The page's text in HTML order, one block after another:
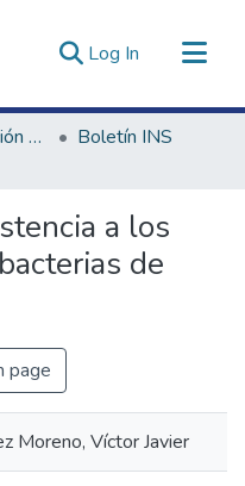
Log In (current)
Dirección de Investigación e Innovación en Salud
Boletín INS
a los
de
page
Moreno, Víctor Javier